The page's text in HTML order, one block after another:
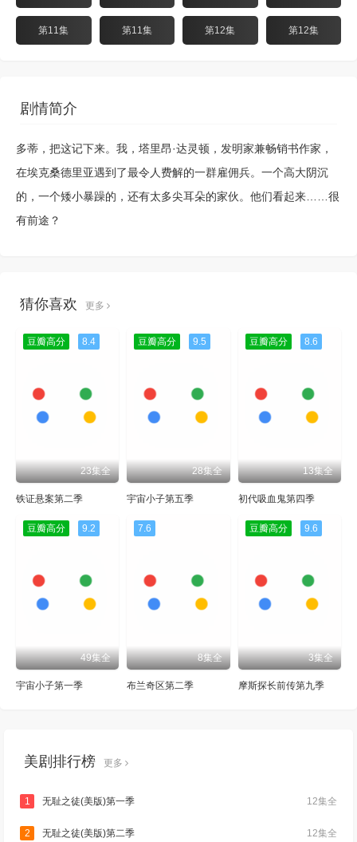
第11集 第11集 第12集 第12集
剧情简介
多蒂，把这记下来。我，塔里昂·达灵顿，发明家兼畅销书作家，
在埃克桑德里亚遇到了最令人费解的一群雇佣兵。一个高大阴沉
的，一个矮小暴躁的，还有太多尖耳朵的家伙。他们看起来……很
有前途？
猜你喜欢 更多
豆瓣高分 8.4
23集全
铁证悬案第二季
豆瓣高分 9.5
28集全
宇宙小子第五季
豆瓣高分 8.6
13集全
初代吸血鬼第四季
豆瓣高分 9.2
49集全
宇宙小子第一季
7.6
8集全
布兰奇区第二季
豆瓣高分 9.6
3集全
摩斯探长前传第九季
美剧排行榜 更多
12集全
1 无耻之徒(美版)第一季
12集全
2 无耻之徒(美版)第二季